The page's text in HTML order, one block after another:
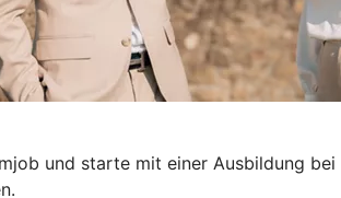
und starte mit einer Ausbildung bei